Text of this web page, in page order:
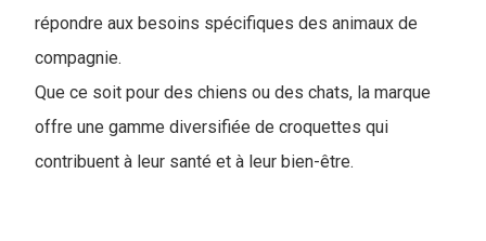
répondre aux besoins spécifiques des animaux de
compagnie.
Que ce soit pour des chiens ou des chats, la marque
offre une gamme diversifiée de croquettes qui
contribuent à leur santé et à leur bien-être.